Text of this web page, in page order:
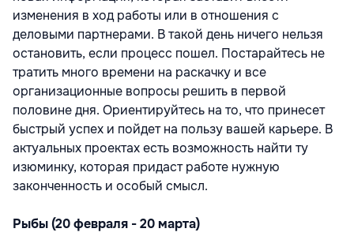
изменения в ход работы или в отношения с
деловыми партнерами. В такой день ничего нельзя
остановить, если процесс пошел. Постарайтесь не
тратить много времени на раскачку и все
организационные вопросы решить в первой
половине дня. Ориентируйтесь на то, что принесет
быстрый успех и пойдет на пользу вашей карьере. В
актуальных проектах есть возможность найти ту
изюминку, которая придаст работе нужную
законченность и особый смысл.
Рыбы (20 февраля - 20 марта)